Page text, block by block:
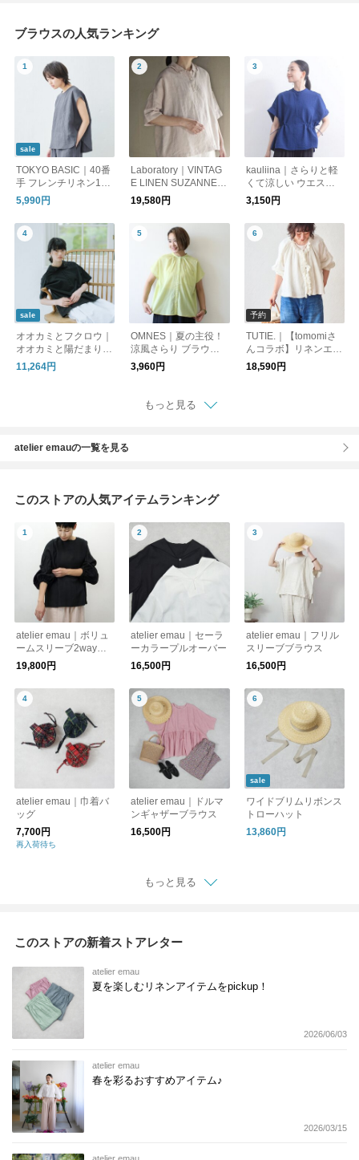
ブラウスの人気ランキング
sale
TOKYO BASIC｜40番
手 フレンチリネン10
0％ Tブラウス｜リネ
ンシャツ リネンブラ
ウス シャツブラウス
5,990円
Laboratory｜VINTAG
E LINEN SUZANNE P
ULL OVER
19,580円
kauliina｜さらりと軽
くて涼しい ウエスト
ドロストブラウス
3,150円
sale
オオカミとフクロウ｜
オオカミと陽だまり森
の一日“ブラウス”・TY
-26061
11,264円
OMNES｜夏の主役！
涼風さらり ブラウス
半袖シャツ
3,960円
予約
TUTIE.｜【tomomiさ
んコラボ】リネンエア
ーウォッシュフリルブ
ラウス / 9月下旬発送 /
18,590円
もっと見る
atelier emauの一覧を見る
このストアの人気アイテムランキング
atelier emau｜ボリュ
ームスリーブ2wayブ
ラウス
19,800円
atelier emau｜セーラ
ーカラープルオーバー
16,500円
atelier emau｜フリル
スリーブブラウス
16,500円
atelier emau｜巾着バ
ッグ
7,700円
再入荷待ち
atelier emau｜ドルマ
ンギャザーブラウス
16,500円
sale
ワイドブリムリボンス
トローハット
13,860円
もっと見る
このストアの新着ストアレター
atelier emau
夏を楽しむリネンアイテムをpickup！
2026/06/03
atelier emau
春を彩るおすすめアイテム♪
2026/03/15
atelier emau